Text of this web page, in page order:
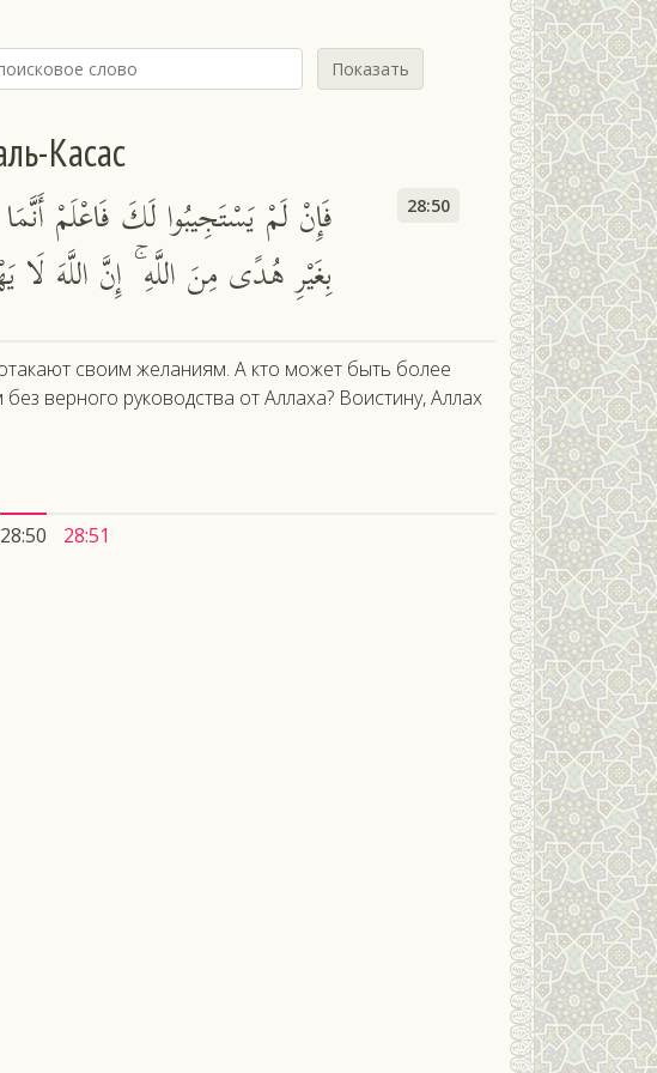
Показать
Касас
فَإِنْ لَمْ يَسْتَجِيبُوا لَكَ فَاعْلَمْ
بِغَيْرِ هُدًى مِنَ اللَّهِ ۚ إِنَّ اللَّهَ لَا
28:50
своим желаниям. А кто может быть более
верного руководства от Аллаха? Воистину, Аллах
28:50 28:51